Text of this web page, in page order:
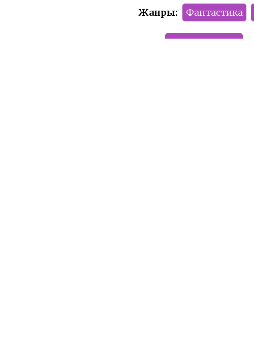
Жанры: Фантастика
Мини-дорамы